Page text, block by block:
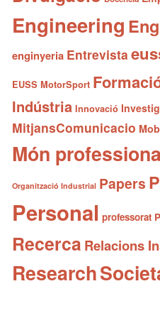
Engineering
enginyeria Entrevista
EUSS MotorSport
Indústria Innovació
MitjansComunicacio
Món
Organització Industrial Papers
Personal professorat
Recerca Relacions
Research